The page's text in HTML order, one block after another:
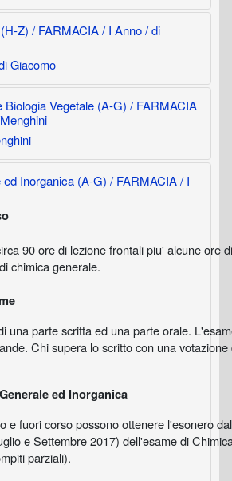
Z) / FARMACIA / I Anno / di
Giacomo
Biologia Vegetale (A-G) / FARMACIA
Inorganica (A-G) / FARMACIA / I
90 ore di lezione frontali piu' alcune ore
chimica generale.
una parte scritta ed una parte orale.
Chi supera lo scritto con una
ed Inorganica
e fuori corso possono ottenere l'esonero
e Settembre 2017) dell'esame di
parziali).